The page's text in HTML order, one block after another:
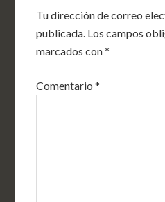
Tu dirección de correo
publicada. Los campos
marcados con*
Comentario*